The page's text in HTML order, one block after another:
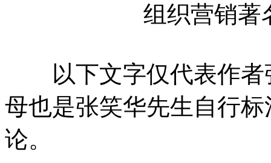
组织营销著
以下文字仅代表作者
母也是张笑华先生自行
论。